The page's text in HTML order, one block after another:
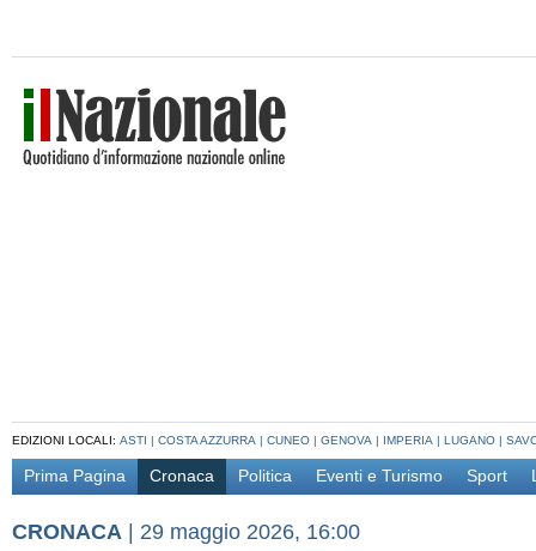
EDIZIONI LOCALI: ASTI | COSTA AZZURRA | CUNEO | GENOVA | IMPERIA | LUGANO |
Prima Pagina Cronaca Politica Eventi e Turismo Sport
CRONACA | 29 maggio 2026, 16:00